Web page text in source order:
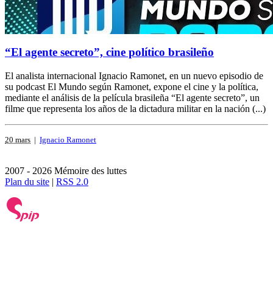
“El agente secreto”, cine político brasileño
El analista internacional Ignacio Ramonet, en un nuevo episodio de
su podcast El Mundo según Ramonet, expone el cine y la política,
mediante el análisis de la película brasileña “El agente secreto”, un
filme que representa los años de la dictadura militar en la nación (...)
20 mars | Ignacio Ramonet
2007 - 2026 Mémoire des luttes
Plan du site | RSS 2.0